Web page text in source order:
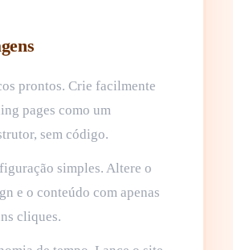
prontos. Crie facilmente
pages como um
sem código.
simples. Altere o
e o conteúdo com apenas
cliques.